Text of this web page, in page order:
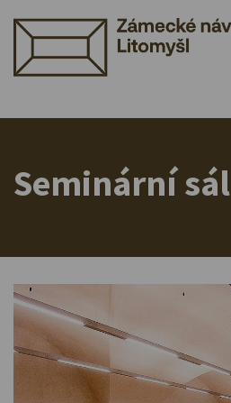
Seminární sál